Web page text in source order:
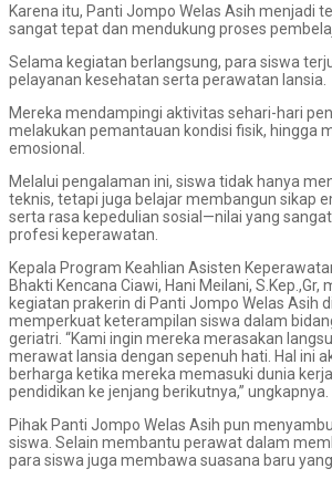
Karena itu, Panti Jompo Welas Asih menjadi
sangat tepat dan mendukung proses
Selama kegiatan berlangsung, para siswa
pelayanan kesehatan serta perawatan lansia.
Mereka mendampingi aktivitas sehari-hari
melakukan pemantauan kondisi fisik, hingga
emosional.
Melalui pengalaman ini, siswa tidak hanya
teknis, tetapi juga belajar membangun sikap
serta rasa kepedulian sosial—nilai yang
profesi keperawatan.
Kepala Program Keahlian Asisten
Bhakti Kencana Ciawi, Hani Meilani,
kegiatan prakerin di Panti Jompo Welas Asih
memperkuat keterampilan siswa dalam
geriatri. “Kami ingin mereka merasakan
merawat lansia dengan sepenuh hati. Hal ini
berharga ketika mereka memasuki dunia
pendidikan ke jenjang berikutnya,” ungkapnya.
Pihak Panti Jompo Welas Asih pun
siswa. Selain membantu perawat dalam
para siswa juga membawa suasana baru